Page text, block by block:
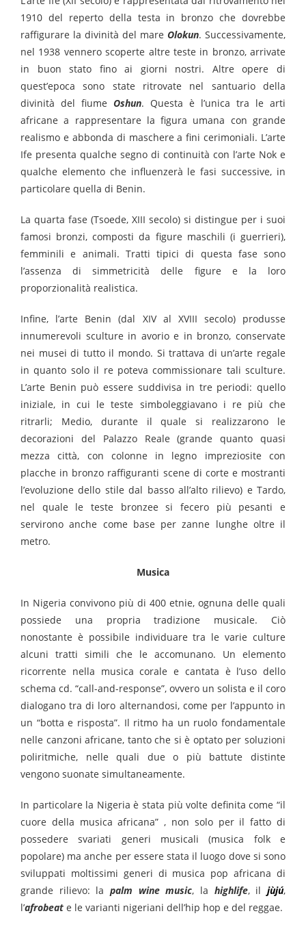
1910 del reperto della testa in bronzo che dovrebbe
raffigurare la divinità del mare Olokun. Successivamente,
nel 1938 vennero scoperte altre teste in bronzo, arrivate
in buon stato fino ai giorni nostri. Altre opere di
quest’epoca sono state ritrovate nel santuario della
divinità del fiume Oshun. Questa è l’unica tra le arti
africane a rappresentare la figura umana con grande
realismo e abbonda di maschere a fini cerimoniali. L’arte
Ife presenta qualche segno di continuità con l’arte Nok e
qualche elemento che influenzerà le fasi successive, in
particolare quella di Benin.
La quarta fase (Tsoede, XIII secolo) si distingue per i suoi
famosi bronzi, composti da figure maschili (i guerrieri),
femminili e animali. Tratti tipici di questa fase sono
l’assenza di simmetricità delle figure e la loro
proporzionalità realistica.
Infine, l’arte Benin (dal XIV al XVIII secolo) produsse
innumerevoli sculture in avorio e in bronzo, conservate
nei musei di tutto il mondo. Si trattava di un’arte regale
in quanto solo il re poteva commissionare tali sculture.
L’arte Benin può essere suddivisa in tre periodi: quello
iniziale, in cui le teste simboleggiavano i re più che
ritrarli; Medio, durante il quale si realizzarono le
decorazioni del Palazzo Reale (grande quanto quasi
mezza città, con colonne in legno impreziosite con
placche in bronzo raffiguranti scene di corte e mostranti
l’evoluzione dello stile dal basso all’alto rilievo) e Tardo,
nel quale le teste bronzee si fecero più pesanti e
servirono anche come base per zanne lunghe oltre il
metro.
Musica
In Nigeria convivono più di 400 etnie, ognuna delle quali
possiede una propria tradizione musicale. Ciò
nonostante è possibile individuare tra le varie culture
alcuni tratti simili che le accomunano. Un elemento
ricorrente nella musica corale e cantata è l’uso dello
schema cd. “call-and-response”, ovvero un solista e il coro
dialogano tra di loro alternandosi, come per l’appunto in
un “botta e risposta”. Il ritmo ha un ruolo fondamentale
nelle canzoni africane, tanto che si è optato per soluzioni
poliritmiche, nelle quali due o più battute distinte
vengono suonate simultaneamente.
In particolare la Nigeria è stata più volte definita come “il
cuore della musica africana” , non solo per il fatto di
possedere svariati generi musicali (musica folk e
popolare) ma anche per essere stata il luogo dove si sono
sviluppati moltissimi generi di musica pop africana di
grande rilievo: la palm wine music, la highlife, iljùjú,
l’afrobeat e le varianti nigeriani dell’hip hop e del reggae.